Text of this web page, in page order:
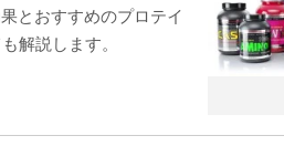
とおすすめのプロテイ
解説します。